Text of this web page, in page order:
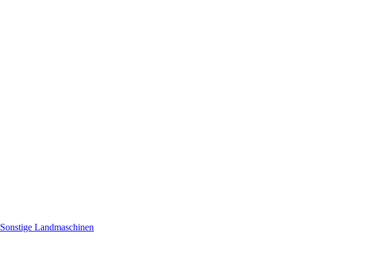
Sonstige Landmaschinen